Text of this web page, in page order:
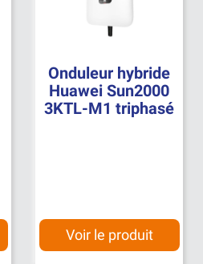
Onduleur hybride
Huawei Sun2000
3KTL-M1 triphasé
Voir le produit